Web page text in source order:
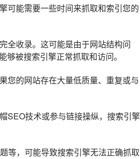
可能需要一些时间来抓取和索引您的
全收录。这可能是由于网站结构问
被搜索引擎正常抓取和访问。
您的网站存在大量低质量、重复或与
SEO技术或参与链接操纵，搜索引擎
等，可能导致搜索引擎无法正确抓取